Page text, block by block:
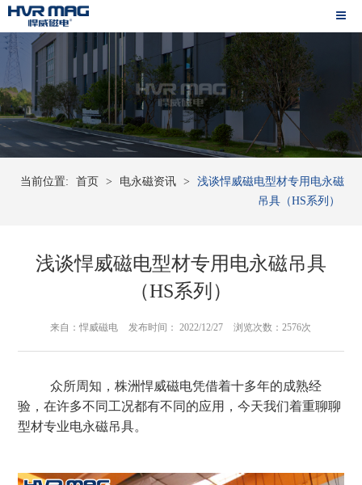
当前位置: 首页 > 电永磁资讯 >
浅谈悍威磁电型材专用电永磁
吊具（HS系列）
浅谈悍威磁电型材专用电永磁吊具
（HS系列）
来自：悍威磁电 发布时间： 2022/12/27 浏览次数：2576次
众所周知，株洲悍威磁电凭借着十多年的成熟经
验，在许多不同工况都有不同的应用，今天我们着重聊聊
型材专业电永磁吊具。